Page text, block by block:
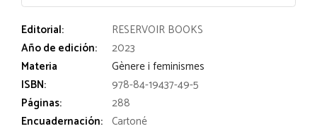
Editorial:
RESERVOIR BOOKS
Año de edición:
2023
Materia
Gènere i feminismes
ISBN:
978-84-19437-49-5
Páginas:
288
Encuadernación: Cartoné